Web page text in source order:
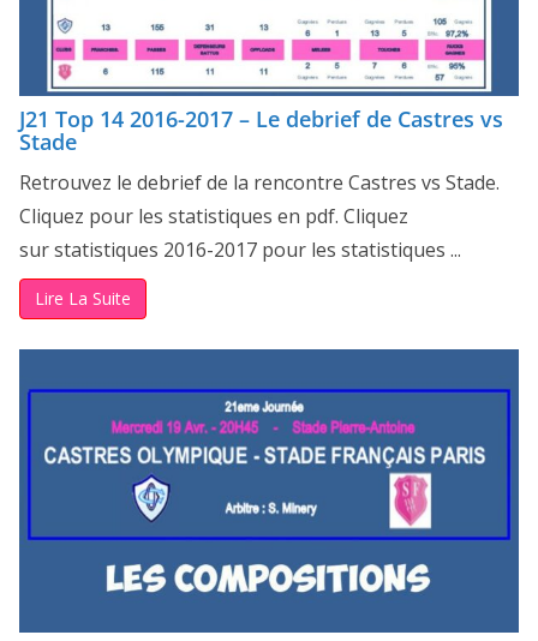
J21 Top 14 2016-2017 – Le debrief de Castres vs
Stade
Retrouvez le debrief de la rencontre Castres vs Stade.
Cliquez pour les statistiques en pdf. Cliquez
sur statistiques 2016-2017 pour les statistiques ...
Lire La Suite